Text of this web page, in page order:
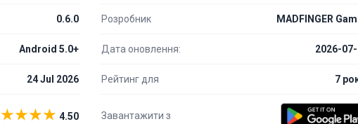
0.6.0 Розробник MADFINGER
Android 5.0+ Дата оновлення: 2026-
24 Jul 2026 Рейтинг для 7
★★★★ 4.50 Завантажити з